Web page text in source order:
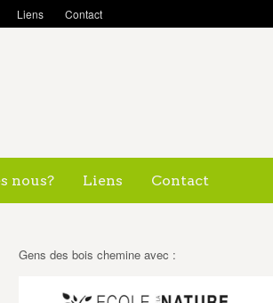
Liens Contact
nous? Liens Contact
Gens des bois chemine avec :